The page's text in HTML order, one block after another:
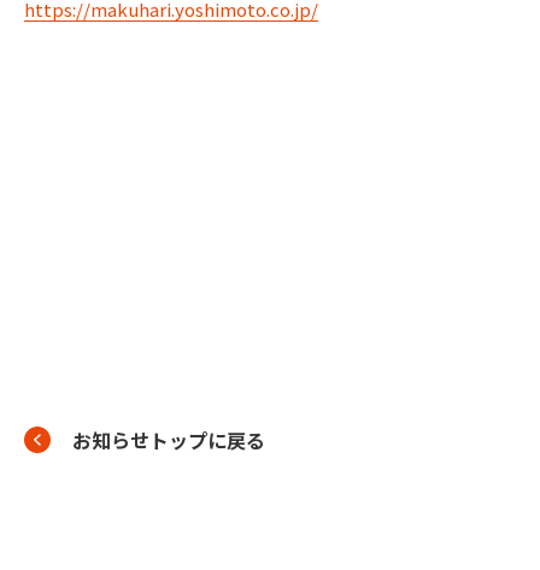
https://makuhari.yoshimoto.co.jp/
お知らせトップに戻る